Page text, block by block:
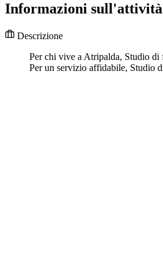
Informazioni sull'attività
Descrizione
Per chi vive a Atripalda, Studio di
Per un servizio affidabile, Studio